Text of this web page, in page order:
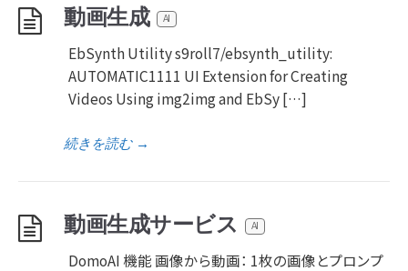
動画生成 AI
EbSynth Utility s9roll7/ebsynth_utility:
AUTOMATIC1111 UI Extension for Creating
Videos Using img2img and EbSy […]
続きを読む→
動画生成サービス AI
DomoAI 機能 画像から動画： 1枚の画像とプロンプ